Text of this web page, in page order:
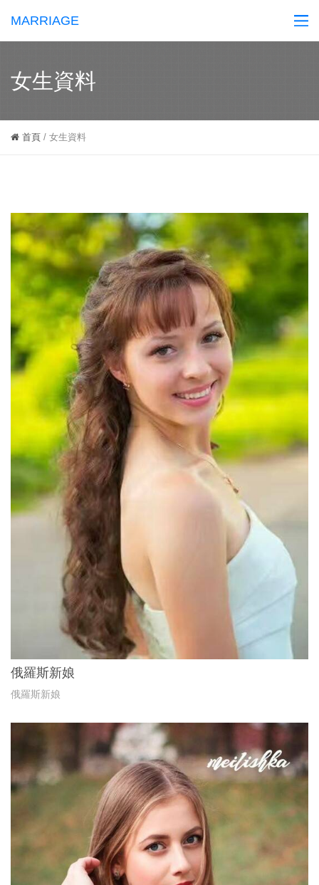
MARRIAGE
女生資料
首頁 / 女生資料
俄羅斯新娘
俄羅斯新娘